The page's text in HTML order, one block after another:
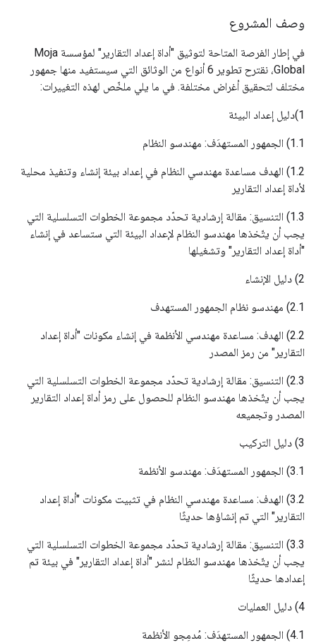
وصف المشروع
في إطار الفرصة المتاحة لتوثيق "أداة إعداد التقارير" لمؤسسة Moja
Global، نقترح تطوير 6 أنواع من الوثائق التي سيستفيد منها جمهور
مختلف لتحقيق أغراض مختلفة. في ما يلي ملخّص لهذه التغييرات:
1)دليل إعداد البيئة
1.1) الجمهور المستهدَف: مهندسو النظام
1.2) الهدف مساعدة مهندسي النظام في إعداد بيئة إنشاء وتنفيذ محلية
لأداة إعداد التقارير
1.3) التنسيق: مقالة إرشادية تحدّد مجموعة الخطوات التسلسلية التي
يجب أن يتّخذها مهندسو النظام لإعداد البيئة التي ستساعد في إنشاء
"أداة إعداد التقارير" وتشغيلها
2) دليل الإنشاء
2.1) مهندسو نظام الجمهور المستهدف
2.2) الهدف: مساعدة مهندسي الأنظمة في إنشاء مكونات "أداة إعداد
التقارير" من رمز المصدر
2.3) التنسيق: مقالة إرشادية تحدّد مجموعة الخطوات التسلسلية التي
يجب أن يتّخذها مهندسو النظام للحصول على رمز أداة إعداد التقارير
المصدر وتجميعه
3) دليل التركيب
3.1) الجمهور المستهدَف: مهندسو الأنظمة
3.2) الهدف: مساعدة مهندسي النظام في تثبيت مكونات "أداة إعداد
التقارير" التي تم إنشاؤها حديثًا
3.3) التنسيق: مقالة إرشادية تحدّد مجموعة الخطوات التسلسلية التي
يجب أن يتّخذها مهندسو النظام لنشر "أداة إعداد التقارير" في بيئة تم
إعدادها حديثًا
4) دليل العمليات
4.1) الجمهور المستهدَف: مُدمِجو الأنظمة